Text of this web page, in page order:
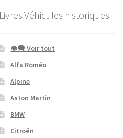
Livres Véhicules historiques
👁‍🗨 Voir tout
Alfa Roméo
Alpine
Aston Martin
BMW
Citroën